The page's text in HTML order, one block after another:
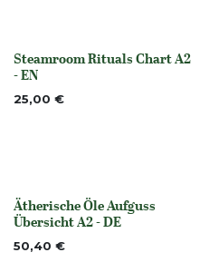
None
Steamroom Rituals Chart A2
- EN
25,00 €
None
Ätherische Öle Aufguss
Übersicht A2 - DE
50,40 €